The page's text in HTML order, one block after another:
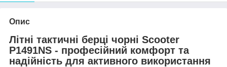
Опис
Літні тактичні берці чорні Scooter
P1491NS - професійний комфорт та
надійність для активного використання